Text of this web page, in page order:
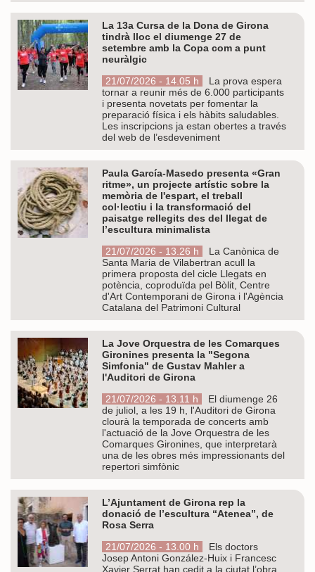
La 13a Cursa de la Dona de Girona
tindrà lloc el diumenge 27 de
setembre amb la Copa com a punt
neuràlgic
21/07/2026 - 14.05 h
La prova espera
tornar a reunir més de 6.000 participants
i presenta novetats per fomentar la
preparació física i els hàbits saludables.
Les inscripcions ja estan obertes a través
del web de l’esdeveniment
Paula García-Masedo presenta «Gran
ritme», un projecte artístic sobre la
memòria de l'espart, el treball
col·lectiu i la transformació del
paisatge rellegits des del llegat de
l’escultura minimalista
21/07/2026 - 13.26 h
La Canònica de
Santa Maria de Vilabertran acull la
primera proposta del cicle Llegats en
potència, coproduïda pel Bòlit, Centre
d'Art Contemporani de Girona i l'Agència
Catalana del Patrimoni Cultural
La Jove Orquestra de les Comarques
Gironines presenta la "Segona
Simfonia" de Gustav Mahler a
l'Auditori de Girona
21/07/2026 - 13.11 h
El diumenge 26
de juliol, a les 19 h, l'Auditori de Girona
clourà la temporada de concerts amb
l'actuació de la Jove Orquestra de les
Comarques Gironines, que interpretarà
una de les obres més impressionants del
repertori simfònic
L’Ajuntament de Girona rep la
donació de l’escultura “Atenea”, de
Rosa Serra
21/07/2026 - 13.00 h
Els doctors
Josep Antoni González-Huix i Francesc
Xavier Serrat han cedit a la ciutat l’obra